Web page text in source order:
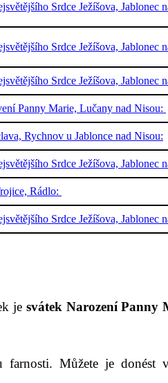
Srdce Ježíšova, Jablonec
Srdce Ježíšova, Jablonec
Srdce Ježíšova, Jablonec
Panny Marie, Lučany nad Nisou:
Rychnov u Jablonce nad Nisou:
Srdce Ježíšova, Jablonec
Rádlo:
Srdce Ježíšova, Jablonec
je svátek Narození Panny
Můžete je donést